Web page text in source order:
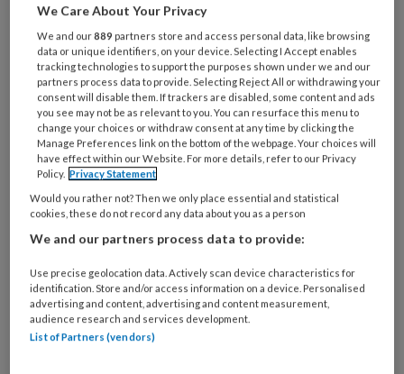
REGISTREREN
Wil je dit artikel lezen?
Maak gratis een account aan en lees 2
artikelen gratis per maand
Al een account of abonnement?
Wat
je
e-
mailadres?
* *
Kies
je
wachtwoord*
We Care About Your Privacy
We and our889 partners store and access personal data, like browsing
data or unique identifiers, on your device. Selecting I Accept enables
tracking technologies to support the purposes shown under we and our
partners process data to provide. Selecting Reject All or withdrawing your
consent will disable them. If trackers are disabled, some content and ads
you see may not be as relevant to you. You can resurface this menu to
change your choices or withdraw consent at any time by clicking the
Manage Preferences link on the bottom of the webpage. Your choices will
have effect within our Website. For more details, refer to our Privacy
Policy. Privacy Statement
Would you rather not? Then we only place essential and statistical
cookies, these do not record any data about you as a person
We and our partners process data to provide:
Use precise geolocation data. Actively scan device characteristics for
identification. Store and/or access information on a device. Personalised
advertising and content, advertising and content measurement,
audience research and services development.
List of Partners (vendors)